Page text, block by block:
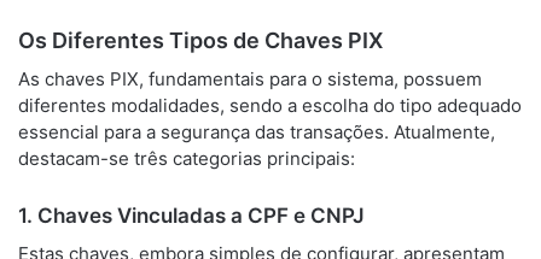
Os Diferentes Tipos de Chaves PIX
As chaves PIX, fundamentais para o sistema, possuem
diferentes modalidades, sendo a escolha do tipo adequado
essencial para a segurança das transações. Atualmente,
destacam-se três categorias principais:
1. Chaves Vinculadas a CPF e CNPJ
Estas chaves, embora simples de configurar, apresentam